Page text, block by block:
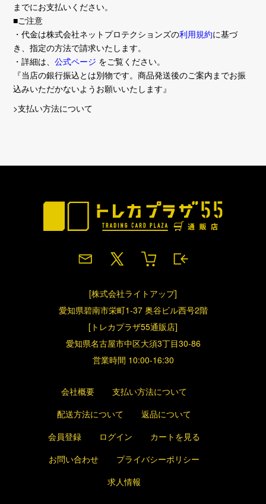
までにお支払いください。
■ご注意
・代金は株式会社ネットプロテクションズの利用規約に基づ
き、指定の方法で請求いたします。
・詳細は、公式ページ をご覧ください。
『当店の銀行振込とは別物です。商品発送後のご案内までお振
込みいただかないようお願いいたします』
>支払い方法について
[株式会社ライトアップ]
愛知県碧南市栄町1-37 奥谷ビル西号2階
[トレカプラザ55通販店]
愛知県名古屋市中区大須3丁目30-86
営業時間 10:00-16:30
会社概要
支払い方法について
配送方法について
返品について
会員登録
ログイン
カートを見る
お問い合わせ
プライバシーポリシー
求人情報